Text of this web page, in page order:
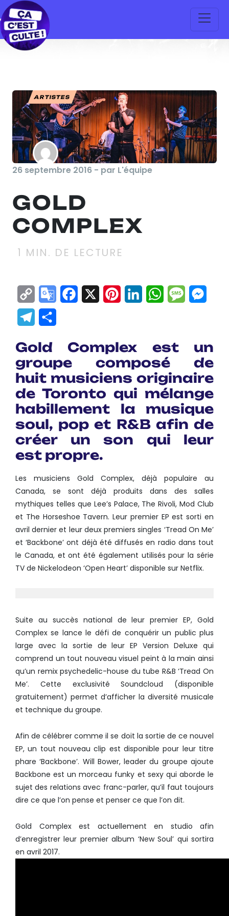
ARTISTES
26 septembre 2016 - par L'équipe
GOLD
COMPLEX
1 MIN. DE LECTURE
Copy
Link
GoogleFacebook
X Pinterest
LinkedInWhatsApp
Telegram
Gold Complex est un
groupe composé de
huit musiciens originaire
de Toronto qui mélange
habillement la musique
soul, pop et R&B afin de
créer un son qui leur
est propre.
Les musiciens Gold Complex, déjà populaire au
Canada, se sont déjà produits dans des salles
mythiques telles que Lee’s Palace, The Rivoli, Mod Club
et The Horseshoe Tavern. Leur premier EP est sorti en
avril dernier et leur deux premiers singles ‘Tread On Me’
et ‘Backbone’ ont déjà été diffusés en radio dans tout
le Canada, et ont été également utilisés pour la série
TV de Nickelodeon ‘Open Heart’ disponible sur Netflix.
Suite au succès national de leur premier EP, Gold
Complex se lance le défi de conquérir un public plus
large avec la sortie de leur EP Version Deluxe qui
comprend un tout nouveau visuel peint à la main ainsi
qu’un remix psychedelic-house du tube R&B ‘Tread On
Me’. Cette exclusivité Soundcloud (disponible
gratuitement) permet d’afficher la diversité musicale
et technique du groupe.
Afin de célébrer comme il se doit la sortie de ce nouvel
EP, un tout nouveau clip est disponible pour leur titre
phare ‘Backbone’. Will Bower, leader du groupe ajoute
Backbone est un morceau funky et sexy qui aborde le
sujet des relations avec franc-parler, qu’il faut toujours
dire ce que l’on pense et penser ce que l’on dit.
Gold Complex est actuellement en studio afin
d’enregistrer leur premier album ‘New Soul’ qui sortira
en avril 2017.